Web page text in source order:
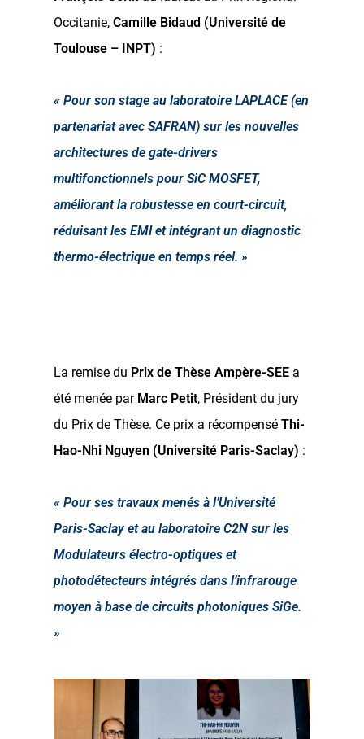
Occitanie, Camille Bidaud (Université de
Toulouse – INPT) :
« Pour son stage au laboratoire LAPLACE (en
partenariat avec SAFRAN) sur les nouvelles
architectures de gate-drivers
multifonctionnels pour SiC MOSFET,
améliorant la robustesse en court-circuit,
réduisant les EMI et intégrant un diagnostic
thermo-électrique en temps réel. »
La remise du Prix de Thèse Ampère-SEE a
été menée par Marc Petit, Président du jury
du Prix de Thèse. Ce prix a récompensé Thi-
Hao-Nhi Nguyen (Université Paris-Saclay) :
« Pour ses travaux menés à l’Université
Paris-Saclay et au laboratoire C2N sur les
Modulateurs électro-optiques et
photodétecteurs intégrés dans l’infrarouge
moyen à base de circuits photoniques SiGe.
»